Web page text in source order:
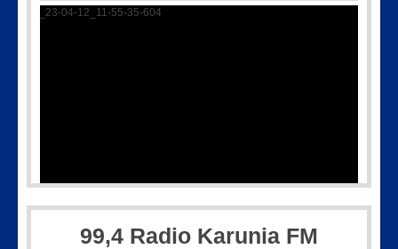
IMG-20250501-WA0005
35-604
99,4 Radio Karunia FM